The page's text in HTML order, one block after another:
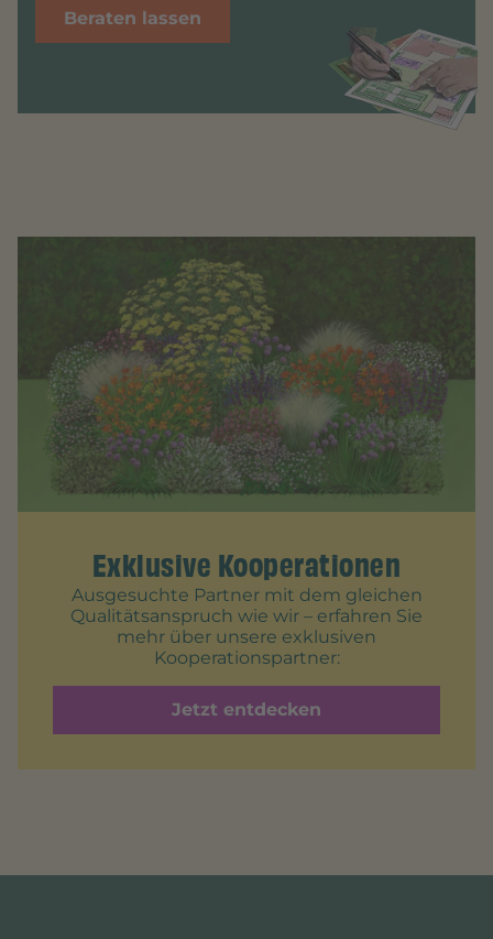
Beraten lassen
Exklusive Kooperationen
Ausgesuchte Partner mit dem gleichen
Qualitätsanspruch wie wir – erfahren Sie
mehr über unsere exklusiven
Kooperationspartner:
Jetzt entdecken